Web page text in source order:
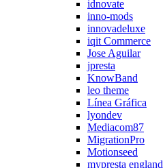
idnovate
inno-mods
innovadeluxe
iqit Commerce
Jose Aguilar
jpresta
KnowBand
leo theme
Línea Gráfica
lyondev
Mediacom87
MigrationPro
Motionseed
mypresta england